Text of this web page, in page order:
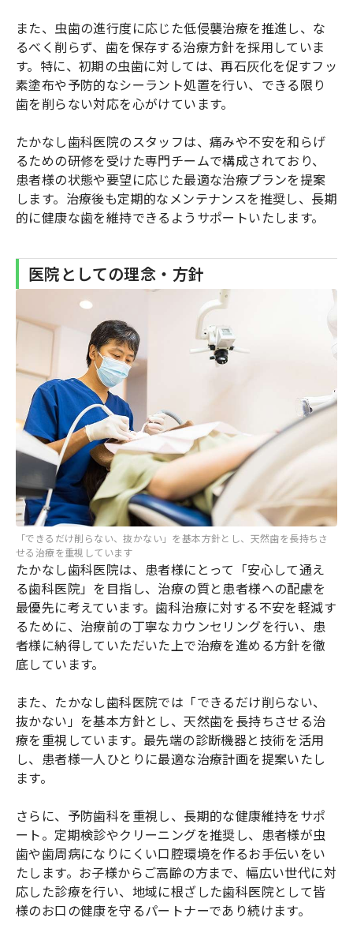
また、虫歯の進行度に応じた低侵襲治療を推進し、な
るべく削らず、歯を保存する治療方針を採用していま
す。特に、初期の虫歯に対しては、再石灰化を促すフッ
素塗布や予防的なシーラント処置を行い、できる限り
歯を削らない対応を心がけています。
たかなし歯科医院のスタッフは、痛みや不安を和らげ
るための研修を受けた専門チームで構成されており、
患者様の状態や要望に応じた最適な治療プランを提案
します。治療後も定期的なメンテナンスを推奨し、長期
的に健康な歯を維持できるようサポートいたします。
医院としての理念・方針
「できるだけ削らない、抜かない」を基本方針とし、天然歯を長持ちさ
せる治療を重視しています
たかなし歯科医院は、患者様にとって「安心して通え
る歯科医院」を目指し、治療の質と患者様への配慮を
最優先に考えています。歯科治療に対する不安を軽減す
るために、治療前の丁寧なカウンセリングを行い、患
者様に納得していただいた上で治療を進める方針を徹
底しています。
また、たかなし歯科医院では「できるだけ削らない、
抜かない」を基本方針とし、天然歯を長持ちさせる治
療を重視しています。最先端の診断機器と技術を活用
し、患者様一人ひとりに最適な治療計画を提案いたし
ます。
さらに、予防歯科を重視し、長期的な健康維持をサポ
ート。定期検診やクリーニングを推奨し、患者様が虫
歯や歯周病になりにくい口腔環境を作るお手伝いをい
たします。お子様からご高齢の方まで、幅広い世代に対
応した診療を行い、地域に根ざした歯科医院として皆
様のお口の健康を守るパートナーであり続けます。